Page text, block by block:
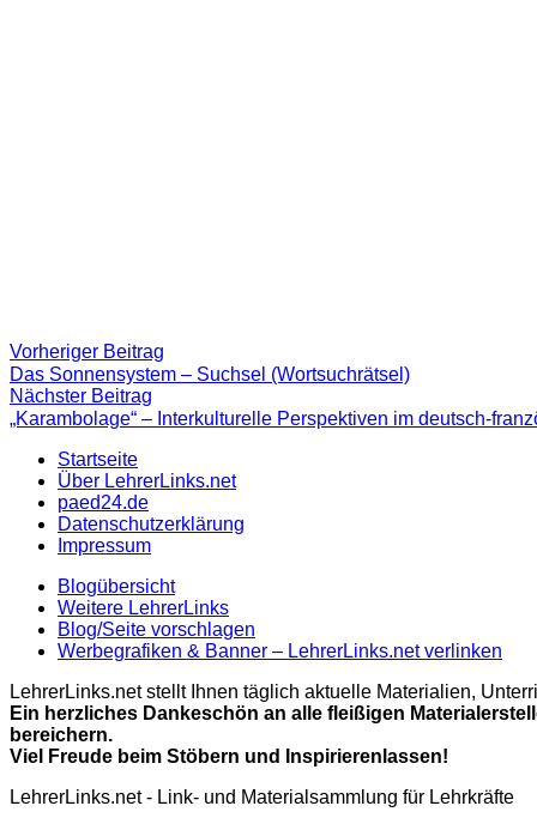
Beitragsnavigation
Vorheriger Beitrag
Beitrag:
Das Sonnensystem – Suchsel (Wortsuchrätsel)
Nächster Beitrag
Beitrag
„Karambolage“ – Interkulturelle Perspektiven im deutsch-
Startseite
Über LehrerLinks.net
paed24.de
Datenschutzerklärung
Impressum
Blogübersicht
Weitere LehrerLinks
Blog/Seite vorschlagen
Werbegrafiken & Banner – LehrerLinks.net verlinken
LehrerLinks.net stellt Ihnen täglich aktuelle Materialien,
Ein herzliches Dankeschön an alle fleißigen
bereichern.
Viel Freude beim Stöbern und Inspirierenlassen!
LehrerLinks.net - Link- und Materialsammlung für Lehrkräfte